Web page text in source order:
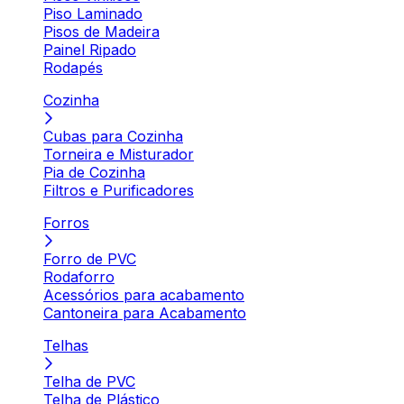
Piso Laminado
Pisos de Madeira
Painel Ripado
Rodapés
Cozinha
Cubas para Cozinha
Torneira e Misturador
Pia de Cozinha
Filtros e Purificadores
Forros
Forro de PVC
Rodaforro
Acessórios para acabamento
Cantoneira para Acabamento
Telhas
Telha de PVC
Telha de Plástico